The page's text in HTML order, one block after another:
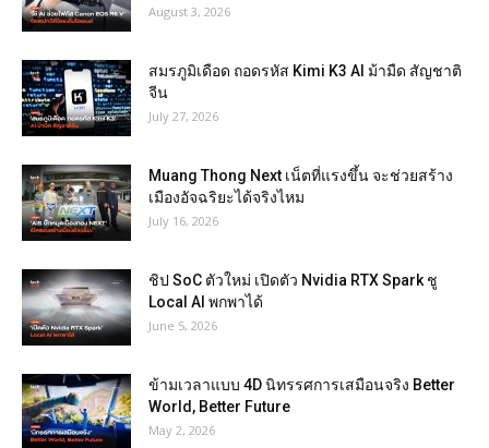
August 3, 2026
สมรภูมิเดือด ถอดรหัส Kimi K3 AI ม้ามืด สัญชาติ
จีน
July 27, 2026
Muang Thong Next เน็ตที่แรงขึ้น จะช่วยสร้าง
เมืองอัจฉริยะได้จริงไหม
July 16, 2026
ชิป SoC ตัวใหม่ เปิดตัว Nvidia RTX Spark ชู
Local AI พกพาได้
June 5, 2026
ข้ามเวลาแบบ 4D นิทรรศการเสมือนจริง Better
World, Better Future
May 2, 2026